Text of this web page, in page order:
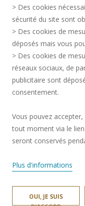
CONTRATACIÓN
MAPA DEL SITIO
DATOS PERSONALES
ACCESIBILIDAD
GESTIÓN DE COOKIES
¡Únete a nosotros!
> Des cookies
sécurité du site sont
> Des cookies de
déposés mais vous
> Des cookies de
réseaux sociaux, de
publicitaire sont
consentement.
Vous pouvez
tout moment via le
seront conservés
Plus d'informations
OUI, JE SUIS